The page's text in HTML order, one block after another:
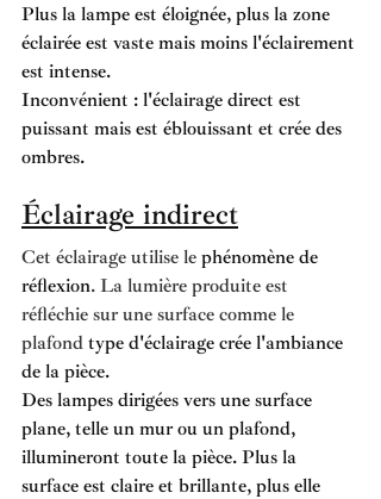
Plus la lampe est éloignée, plus la zone
éclairée est vaste mais moins l'éclairement
est intense.
Inconvénient : l'éclairage direct est
puissant mais est éblouissant et crée des
ombres.
Éclairage indirect
Cet éclairage utilise le phénomène de
réflexion. La lumière produite est
réfléchie sur une surface comme le
plafond type d'éclairage crée l'ambiance
de la pièce.
Des lampes dirigées vers une surface
plane, telle un mur ou un plafond,
illumineront toute la pièce. Plus la
surface est claire et brillante, plus elle